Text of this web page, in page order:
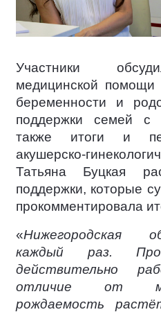
Участники
медицинской
беременности и
поддержки семей с
также итоги и
акушерско-
Татьяна Буцкая
поддержки, которые
прокомментировала
«Нижегородская
каждый раз.
действительно
отличие от
рождаемость